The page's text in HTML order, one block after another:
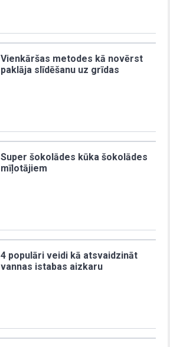
Vienkāršas metodes kā novērst
paklāja slīdēšanu uz grīdas
Super šokolādes kūka šokolādes
mīļotājiem
4 populāri veidi kā atsvaidzināt
vannas istabas aizkaru